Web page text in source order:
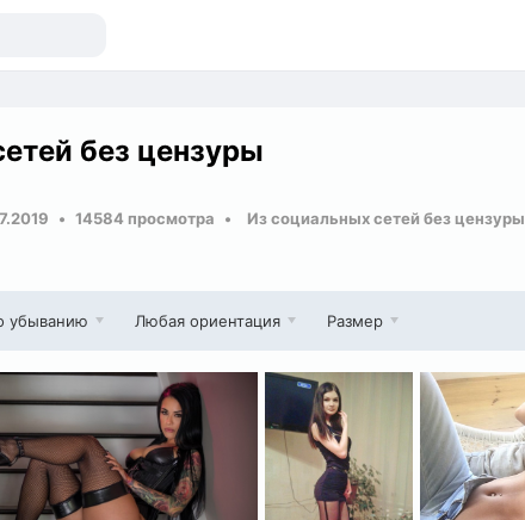
без цензуры
14584 просмотра Из социальных сетей без цензуры
убыванию Любая ориентация Размер